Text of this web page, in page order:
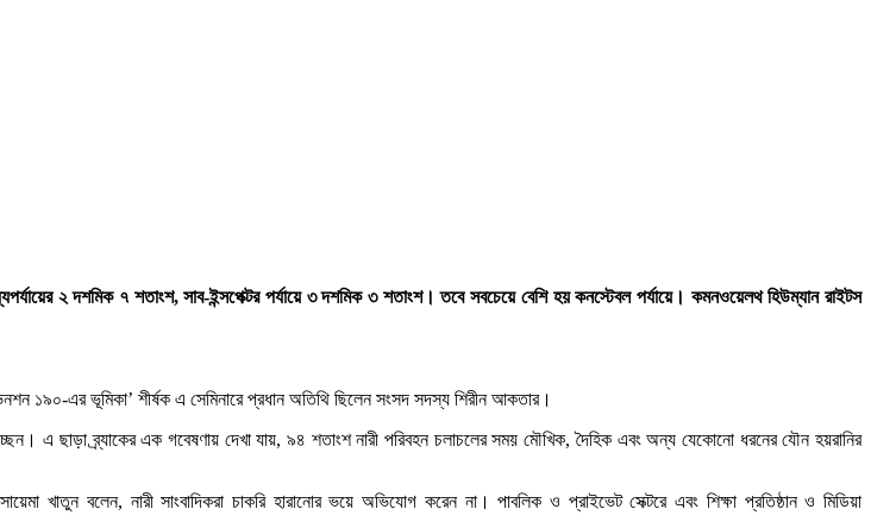
২ দশমিক ৭ শতাংশ, সাব-ইন্সপেক্টর পর্যায়ে ৩ দশমিক ৩ শতাংশ। তবে সবচেয়ে বেশি হয় কনস্টেবল পর্যায়ে। কমনওয়েলথ হিউম্যান রাইটস
১৯০-এর ভূমিকা’ শীর্ষক এ সেমিনারে প্রধান অতিথি ছিলেন সংসদ সদস্য শিরীন আকতার।
এ ছাড়া ব্র্যাকের এক গবেষণায় দেখা যায়, ৯৪ শতাংশ নারী পরিবহন চলাচলের সময় মৌখিক, দৈহিক এবং অন্য যেকোনো ধরনের যৌন হয়রানির
খাতুন বলেন, নারী সাংবাদিকরা চাকরি হারানোর ভয়ে অভিযোগ করেন না। পাবলিক ও প্রাইভেট সেক্টরে এবং শিক্ষা প্রতিষ্ঠান ও মিডিয়া